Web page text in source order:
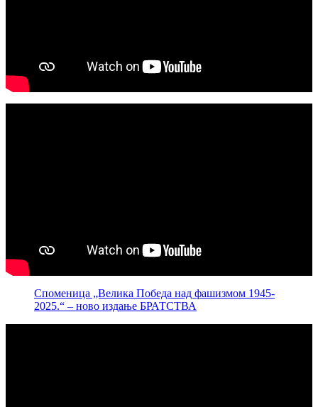
Споменица „Велика Победа над фашизмом 1945-
2025.“ – ново издање БРАТСТВА